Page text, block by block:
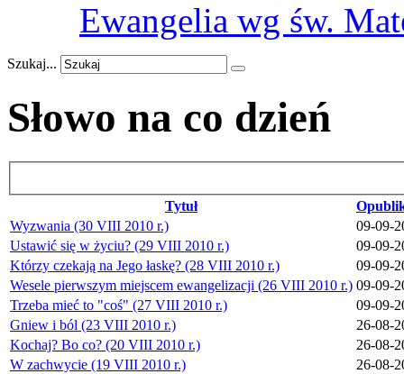
Ewangelia wg św.
Szukaj...
Słowo na co dzień
Tytuł
Wyzwania (30 VIII 2010 r.)
09-09-
Ustawić się w życiu? (29 VIII 2010 r.)
09-09-
Którzy czekają na Jego łaskę? (28 VIII 2010 r.)
09-09-
Wesele pierwszym miejscem ewangelizacji (26 VIII 2010 r.) 09-09-
Trzeba mieć to "coś" (27 VIII 2010 r.)
09-09-
Gniew i ból (23 VIII 2010 r.)
26-08-
Kochaj? Bo co? (20 VIII 2010 r.)
26-08-
W zachwycie (19 VIII 2010 r.)
26-08-